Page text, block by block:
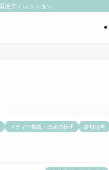
境ディレクション
メディア掲載・出演の様子 参加報告